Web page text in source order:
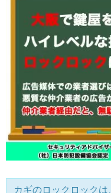
カギのロックロック